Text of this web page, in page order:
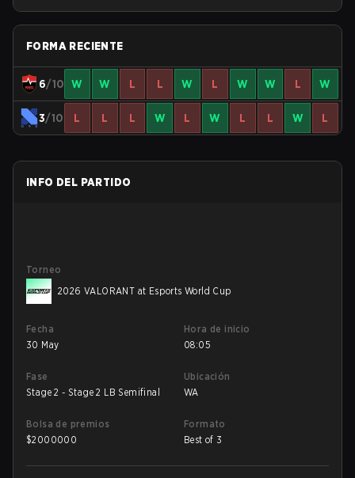
FORMA RECIENTE
6/10 W W L L W L W W L W
3/10 L L L W L W L L W L
INFO DEL PARTIDO
Torneo
2026 VALORANT at Esports World Cup
Fecha
30 May
Hora de inicio
08:05
Fase
Stage 2 - Stage 2 LB Semifinal
Ubicación
WA
Bolsa de premios
$2000000
Formato
Best of 3